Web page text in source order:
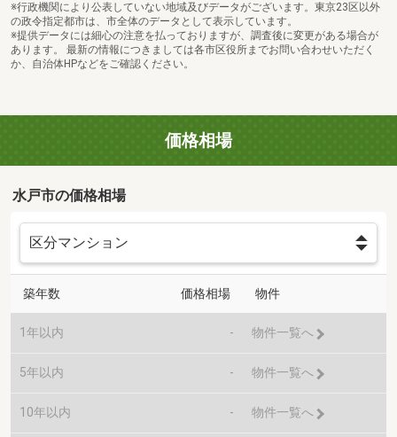
※行政機関により公表していない地域及びデータがございます。東京23区以外
の政令指定都市は、市全体のデータとして表示しています。
※提供データには細心の注意を払っておりますが、調査後に変更がある場合が
あります。 最新の情報につきましては各市区役所までお問い合わせいただく
か、自治体HPなどをご確認ください。
価格相場
水戸市の価格相場
築年数 価格相場 物件
1年以内 - 物件一覧へ
5年以内 - 物件一覧へ
10年以内 - 物件一覧へ